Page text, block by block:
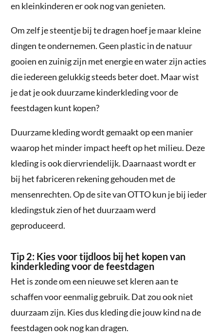
en kleinkinderen er ook nog van genieten.
Om zelf je steentje bij te dragen hoef je maar kleine
dingen te ondernemen. Geen plastic in de natuur
gooien en zuinig zijn met energie en water zijn acties
die iedereen gelukkig steeds beter doet. Maar wist
je dat je ook duurzame kinderkleding voor de
feestdagen kunt kopen?
Duurzame kleding wordt gemaakt op een manier
waarop het minder impact heeft op het milieu. Deze
kleding is ook diervriendelijk. Daarnaast wordt er
bij het fabriceren rekening gehouden met de
mensenrechten. Op de site van OTTO kun je bij ieder
kledingstuk zien of het duurzaam werd
geproduceerd.
Tip 2: Kies voor tijdloos bij het kopen van
kinderkleding voor de feestdagen
Het is zonde om een nieuwe set kleren aan te
schaffen voor eenmalig gebruik. Dat zou ook niet
duurzaam zijn. Kies dus kleding die jouw kind na de
feestdagen ook nog kan dragen.